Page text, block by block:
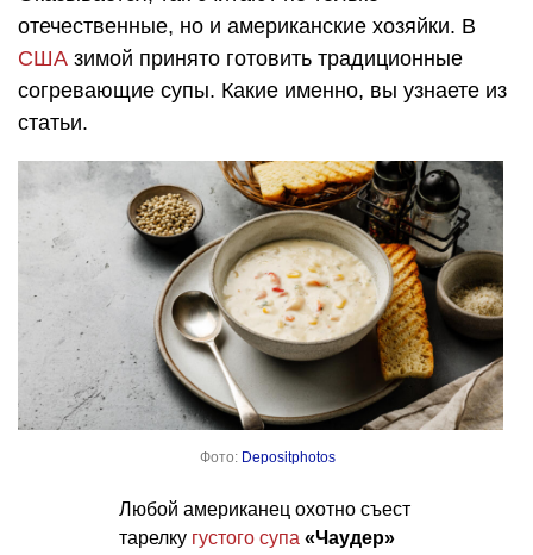
отечественные, но и американские хозяйки. В
США зимой принято готовить традиционные
согревающие супы. Какие именно, вы узнаете из
статьи.
Фото: Depositphotos
Любой американец охотно съест
тарелку густого супа «Чаудер»